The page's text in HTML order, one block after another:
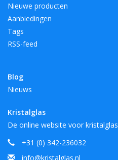
Nieuwe producten
Aanbiedingen
Tags
RSS-feed
Blog
Nieuws
Kristalglas
De online website voor kristalglas
+31 (0) 342-236032
info@kristalglas.nl